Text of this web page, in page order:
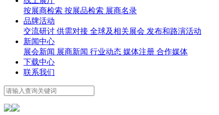
按展商检索 按展品检索 展商名录
品牌活动
交流研讨 供需对接 全球及相关展会 发布和路演活动
新闻中心
展会新闻 展商新闻 行业动态 媒体注册 合作媒体
下载中心
联系我们